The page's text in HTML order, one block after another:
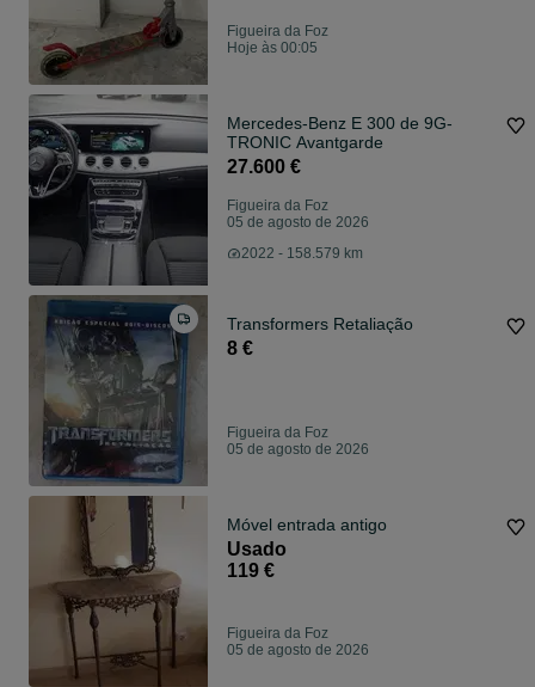
Figueira da Foz
Hoje às 00:05
Mercedes-Benz E 300 de 9G-
TRONIC Avantgarde
27.600 €
Figueira da Foz
05 de agosto de 2026
2022 - 158.579 km
Transformers Retaliação
8 €
Figueira da Foz
05 de agosto de 2026
Móvel entrada antigo
Usado
119 €
Figueira da Foz
05 de agosto de 2026